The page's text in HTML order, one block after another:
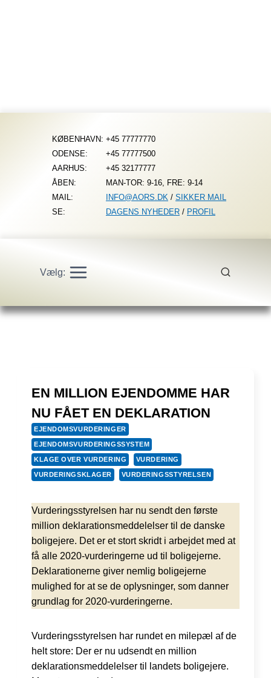
KØBENHAVN: +45 77777770
ODENSE:
+45 77777500
AARHUS:
+45 32177777
ÅBEN:
MAN-TOR: 9-16, FRE: 9-14
MAIL:
INFO@AORS.DK / SIKKER MAIL
SE:
DAGENS NYHEDER / PROFIL
Vælg:
EN MILLION EJENDOMME HAR
NU FÅET EN DEKLARATION
EJENDOMSVURDERINGER
EJENDOMSVURDERINGSSYSTEM
KLAGE OVER VURDERING VURDERING
VURDERINGSKLAGER VURDERINGSSTYRELSEN
Vurderingsstyrelsen har nu sendt den første
million deklarationsmeddelelser til de danske
boligejere. Det er et stort skridt i arbejdet med at
få alle 2020-vurderingerne ud til boligejerne.
Deklarationerne giver nemlig boligejerne
mulighed for at se de oplysninger, som danner
grundlag for 2020-vurderingerne.
Vurderingsstyrelsen har rundet en milepæl af de
helt store: Der er nu udsendt en million
deklarationsmeddelelser til landets boligejere.